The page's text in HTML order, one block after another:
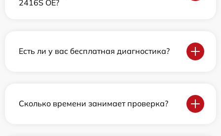
2416S OE?
Есть ли у вас бесплатная диагностика?
Сколько времени занимает проверка?